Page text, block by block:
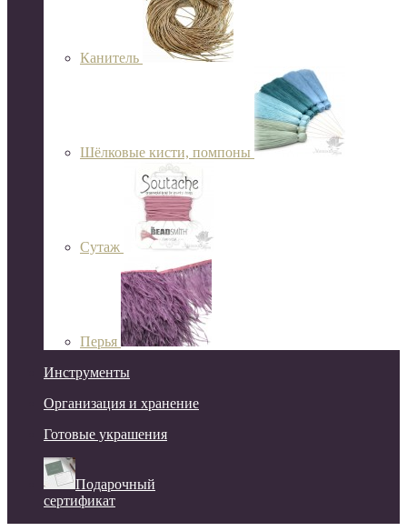
Канитель
Шёлковые кисти, помпоны
Сутаж
Перья
Инструменты
Организация и хранение
Готовые украшения
Подарочный
сертификат